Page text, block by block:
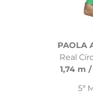
PAOLA
Real
1,74 m
5ª